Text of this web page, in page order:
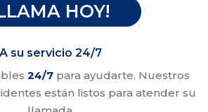
HOY!
A su servicio 24/7
24/7 para ayudarte. Nuestros
están listos para atender su